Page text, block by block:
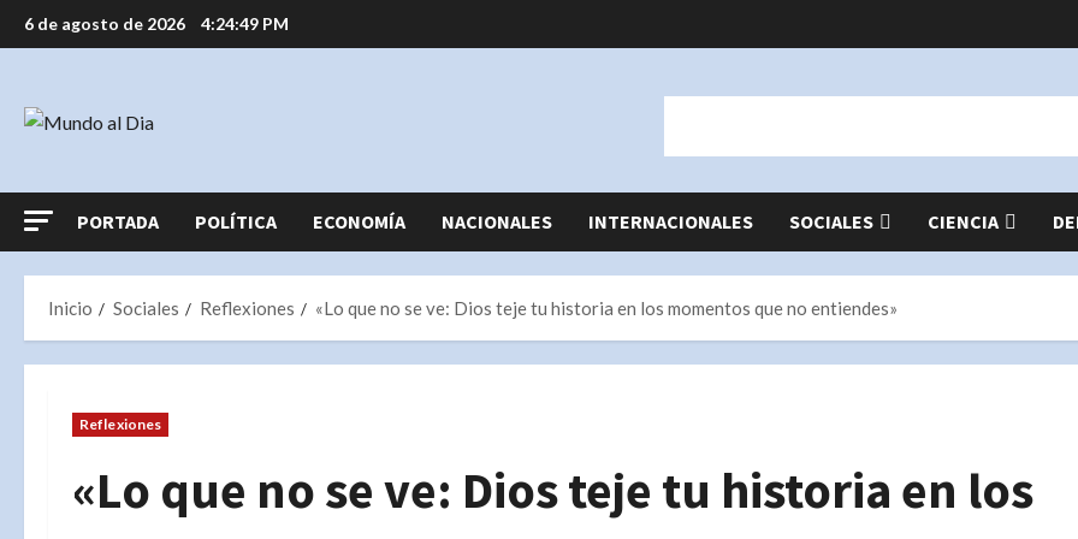
Saltar
al
6 de agosto de 2026 4:24:49 PM
PORTADA POLÍTICA ECONOMÍA NACIONALES INTERNACIONALES SOCIALES CIENCIA
Inicio Sociales Reflexiones «Lo que no se ve: Dios teje tu historia en los momentos que no entiendes»
Reflexiones
«Lo que no se ve: Dios teje tu historia en los